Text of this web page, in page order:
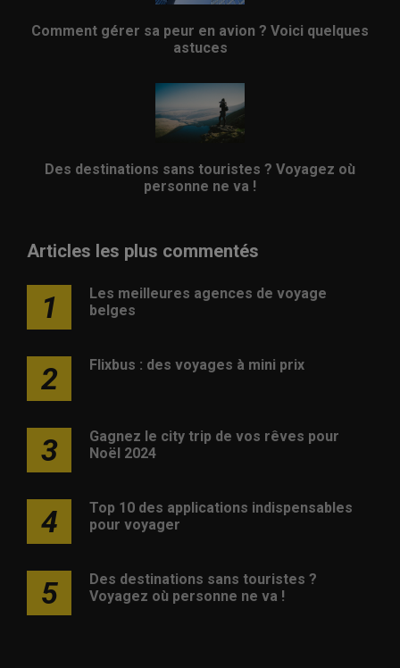
Comment gérer sa peur en avion ? Voici quelques
astuces
Des destinations sans touristes ? Voyagez où
personne ne va !
Articles les plus commentés
1
Les meilleures agences de voyage
belges
2 Flixbus : des voyages à mini prix
3
Gagnez le city trip de vos rêves pour
Noël 2024
4
Top 10 des applications indispensables
pour voyager
5
Des destinations sans touristes ?
Voyagez où personne ne va !